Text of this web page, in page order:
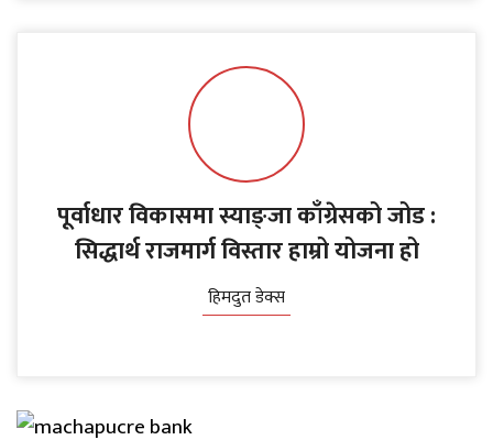
पूर्वाधार विकासमा स्याङ्जा काँग्रेसको जोड :
सिद्धार्थ राजमार्ग विस्तार हाम्रो योजना हो
हिमदुत डेक्स